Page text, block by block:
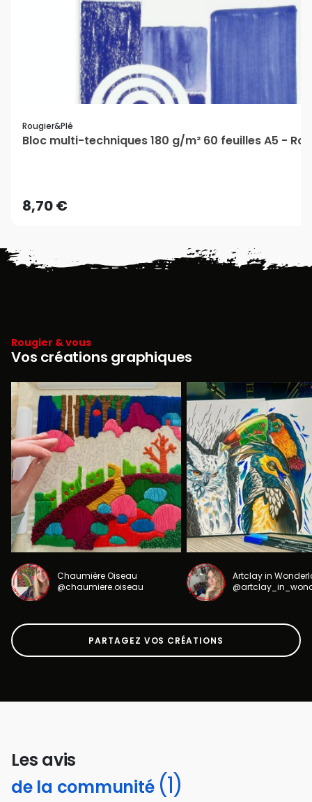
Rougier&plé
Bloc multi-techniques 180 g/m² 60 feuilles A5 -
8,70 €
Rougier & vous
Vos créations graphiques
Chaumière Oiseau
@chaumiere.oiseau
Artclay in
PARTAGEZ VOS CRÉATIONS
Les avis
de la communité (1)